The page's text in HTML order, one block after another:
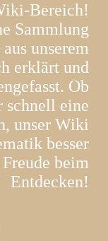
Bereich!
Sammlung
unserem
erklärt und
Ob
schnell eine
unser Wiki
besser
beim
Entdecken!